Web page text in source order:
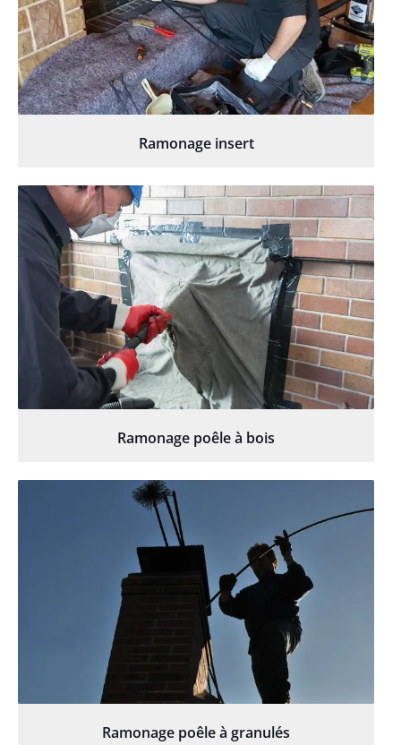
Ramonage insert
Ramonage poêle à bois
Ramonage poêle à granulés